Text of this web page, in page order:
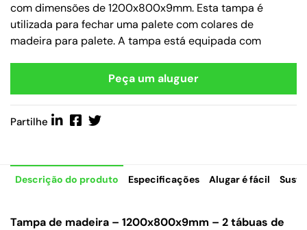
com dimensões de 1200x800x9mm. Esta tampa é
utilizada para fechar uma palete com colares de
madeira para palete. A tampa está equipada com
Peça um aluguer
Partilhe
Descrição do produto Especificações Alugar é fácil
Tampa de madeira – 1200x800x9mm – 2 tábuas de